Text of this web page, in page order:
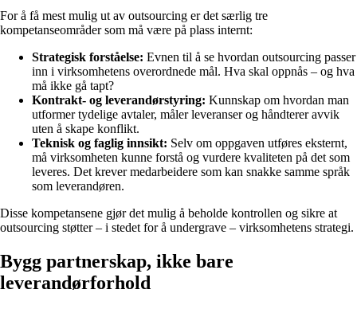
For å få mest mulig ut av outsourcing er det særlig tre
kompetanseområder som må være på plass internt:
Strategisk forståelse: Evnen til å se hvordan outsourcing passer
inn i virksomhetens overordnede mål. Hva skal oppnås – og hva
må ikke gå tapt?
Kontrakt- og leverandørstyring: Kunnskap om hvordan man
utformer tydelige avtaler, måler leveranser og håndterer avvik
uten å skape konflikt.
Teknisk og faglig innsikt: Selv om oppgaven utføres eksternt,
må virksomheten kunne forstå og vurdere kvaliteten på det som
leveres. Det krever medarbeidere som kan snakke samme språk
som leverandøren.
Disse kompetansene gjør det mulig å beholde kontrollen og sikre at
outsourcing støtter – i stedet for å undergrave – virksomhetens strategi.
Bygg partnerskap, ikke bare
leverandørforhold